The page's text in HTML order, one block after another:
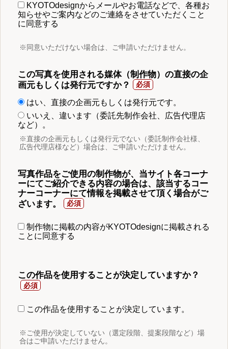
KYOTOdesignからメールやお電話などで、各種お
知らせやご案内などのご連絡をさせていただくこと
に同意する
※同意いただけない場合は、ご申請いただけません。
この写真を使用される媒体（制作物）の直接の企
画元もしくは発行元ですか？
はい、直接の企画元もしくは発行元です。
いいえ、違います（委託先制作会社、広告代理店
など）。
※直接の企画元もしくは発行元でない（委託制作会社様、
広告代理店様など）場合は、ご申請いただけません。
写真作品をご使用の制作物が、当サイト各コーナ
ーにてご紹介できる内容の場合は、該当するコー
ナーコーナーにて情報を掲載させて頂く場合がご
ざいます。
制作物に掲載の内容がKYOTOdesignに掲載される
ことに同意する
この作品を使用することが決定していますか？
この作品を使用することが決定しています。
※ご使用が決定していない（選定段階、提案段階など）場
合はご申請いただけません。